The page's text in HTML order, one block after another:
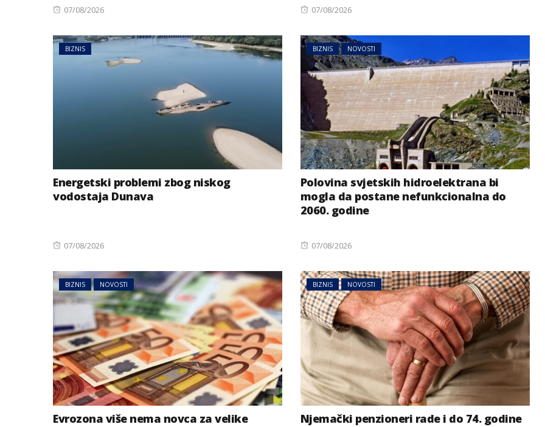
Posted
07/08/2026
Posted
07/08/2026
BIZNIS
Energetski problemi zbog niskog
vodostaja Dunava
Posted
07/08/2026
BIZNIS NOVOSTI
Polovina svjetskih hidroelektrana bi
mogla da postane nefunkcionalna do
2060. godine
Posted
07/08/2026
BIZNIS NOVOSTI
Evrozona više nema novca za velike
BIZNIS NOVOSTI
Njemački penzioneri rade i do 74. godine